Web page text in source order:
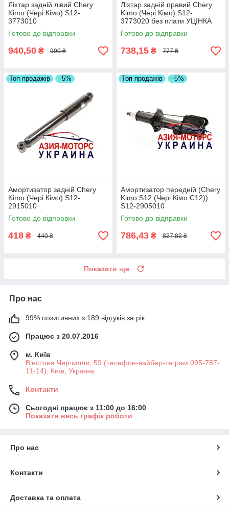
Ліхтар задній лівий Chery
Kimo (Чері Кімо) S12-
3773010
Готово до відправки
940,50 ₴ 990 ₴
Ліхтар задній правий Chery
Kimo (Чері Кімо) S12-
3773020 без плати УЦІНКА
Готово до відправки
738,15 ₴ 777 ₴
Топ продажів –5%
Амортизатор задній Chery
Kimo (Чері Кімо) S12-
2915010
Готово до відправки
418 ₴ 440 ₴
Топ продажів –5%
Амортизатор передній (Chery
Kimo S12 (Чері Кімо С12))
S12-2905010
Готово до відправки
786,43 ₴ 827,82 ₴
Показати ще
Про нас
99% позитивних з 189 відгуків за рік
Працює з 20.07.2016
м. Київ
Вінстона Черчилля, 59 (телефон-вайбер-теграм 095-787-
11-14), Київ, Україна
Контакти
Сьогодні працює з 11:00 до 16:00
Показати весь графік роботи
Про нас
Контакти
Доставка та оплата